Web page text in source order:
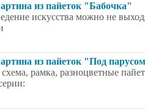
из пайеток "Бабочка"
искусства можно не
из пайеток "Под
рамка, разноцветные